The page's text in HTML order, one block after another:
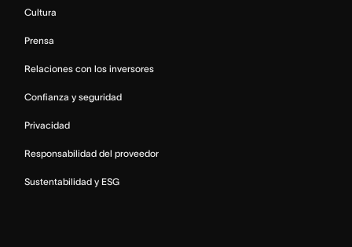
Cultura
Prensa
Relaciones con los inversores
Confianza y seguridad
Privacidad
Responsabilidad del proveedor
Sustentabilidad y ESG